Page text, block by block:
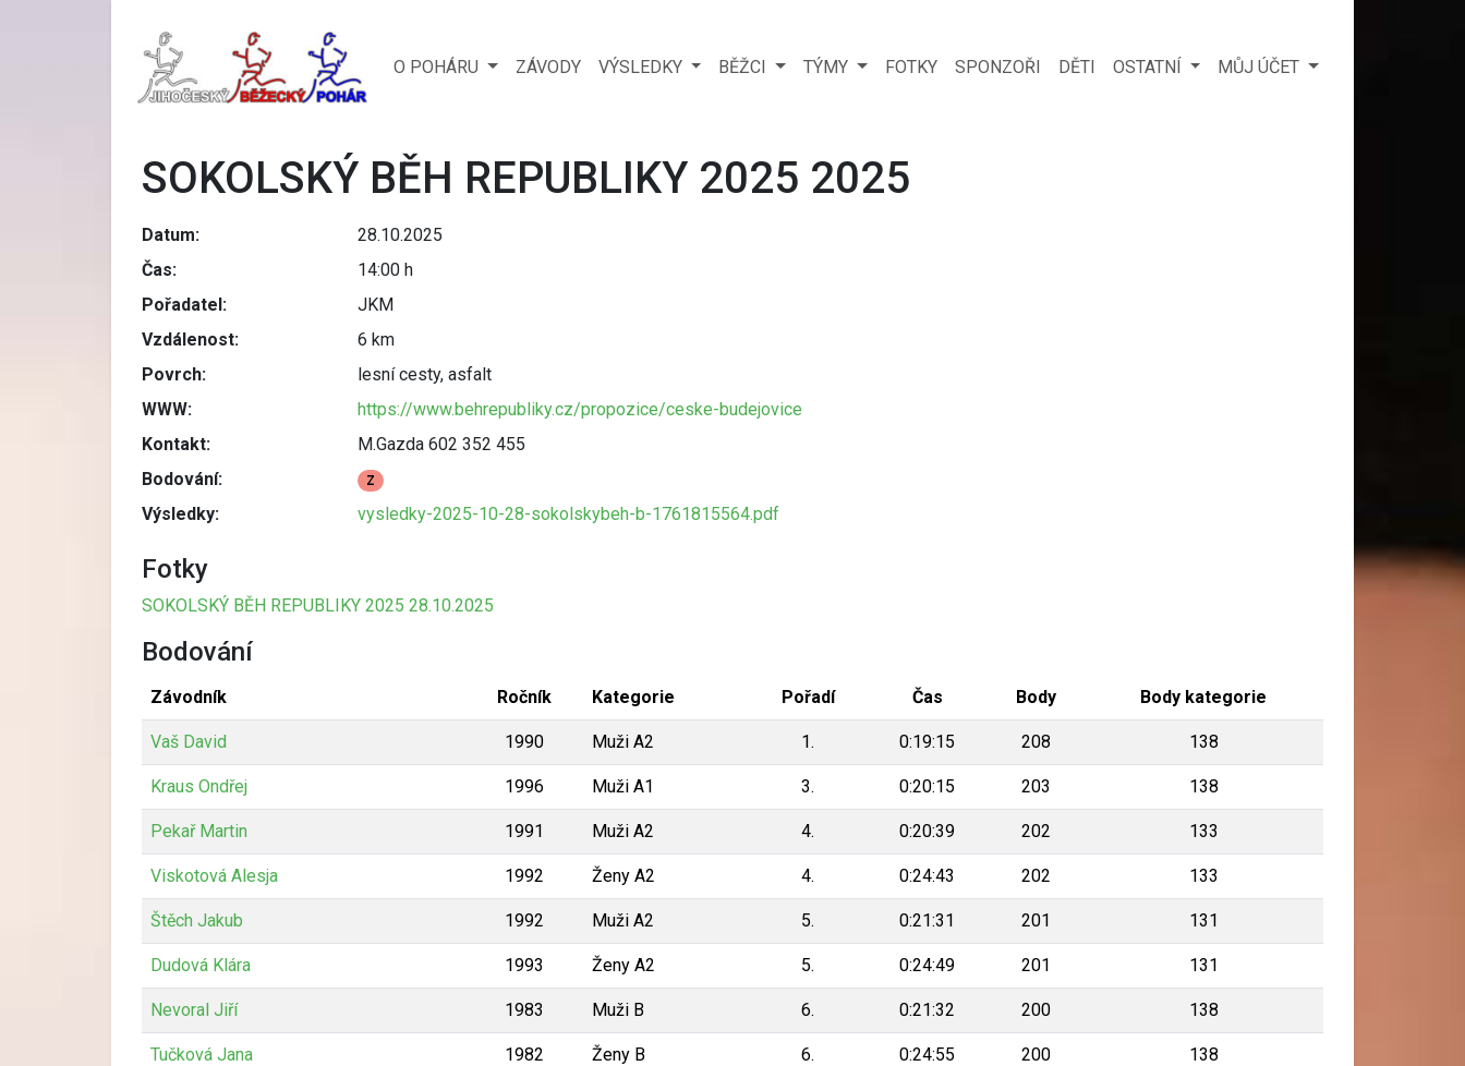
O POHÁRU ZÁVODY VÝSLEDKY BĚŽCI TÝMY FOTKY SPONZOŘI DĚTI OSTATNÍ MŮJ ÚČET
SOKOLSKÝ BĚH REPUBLIKY 2025 2025
Datum:
28.10.2025
Čas:
14:00 h
Pořadatel:
JKM
Vzdálenost:
6 km
Povrch:
lesní cesty, asfalt
WWW:
https://www.behrepubliky.cz/propozice/ceske-budejovice
Kontakt:
M.Gazda 602 352 455
Bodování:
Z
Výsledky: vysledky-2025-10-28-sokolskybeh-b-1761815564.pdf
Fotky
SOKOLSKÝ BĚH REPUBLIKY 2025 28.10.2025
Bodování
Závodník Ročník Kategorie Pořadí Čas Body Body kategorie
Vaš David 1990 Muži A2 1. 0:19:15 208 138
Kraus Ondřej 1996 Muži A1 3. 0:20:15 203 138
Pekař Martin 1991 Muži A2 4. 0:20:39 202 133
Viskotová Alesja 1992 Ženy A2 4. 0:24:43 202 133
Štěch Jakub 1992 Muži A2 5. 0:21:31 201 131
Dudová Klára 1993 Ženy A2 5. 0:24:49 201 131
Nevoral Jiří 1983 Muži B 6. 0:21:32 200 138
Tučková Jana 1982 Ženy B 6. 0:24:55 200 138